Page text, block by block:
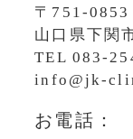
〒751-0853
山口県下関
TEL 083-
info@jk-
お電話：